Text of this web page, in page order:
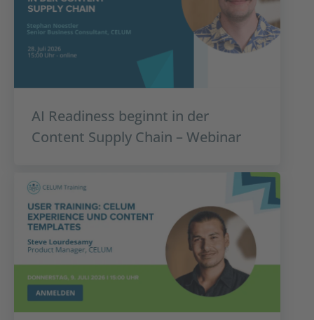
AI Readiness beginnt in der
Content Supply Chain – Webinar